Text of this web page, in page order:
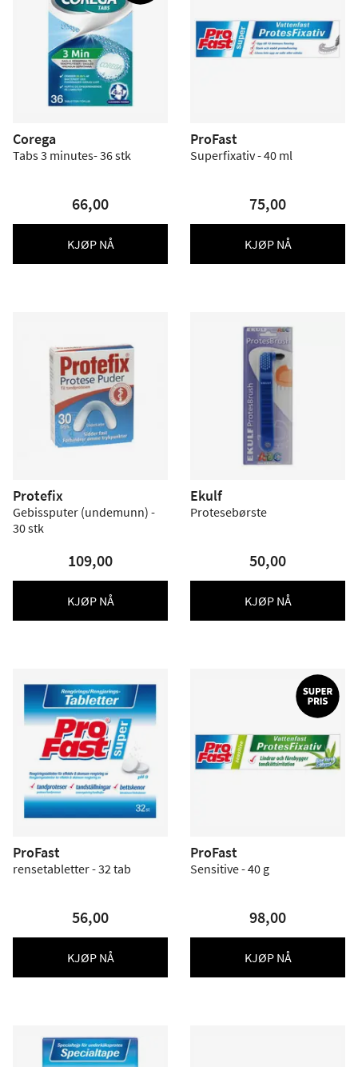
Corega
Tabs 3 minutes- 36 stk
66,00
KJØP NÅ
ProFast
Superfixativ - 40 ml
75,00
KJØP NÅ
Protefix
Gebissputer (undemunn) -
30 stk
109,00
KJØP NÅ
Ekulf
Protesebørste
50,00
KJØP NÅ
ProFast
rensetabletter - 32 tab
56,00
KJØP NÅ
ProFast
Sensitive - 40 g
98,00
KJØP NÅ